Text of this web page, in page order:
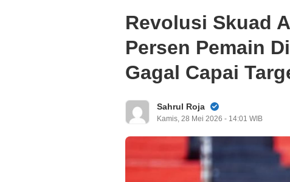
Revolusi Skuad
Persen Pemain
Gagal Capai
Sahrul Roja
Kamis, 28 Mei 2026 - 14:01 WIB